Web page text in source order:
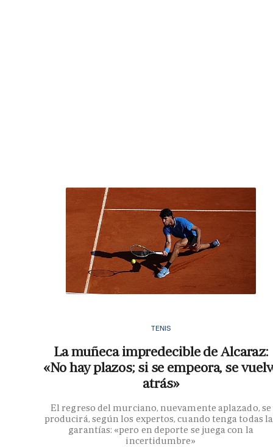
TENIS
La muñeca impredecible de Alcaraz:
«No hay plazos; si se empeora, se
atrás»
El regreso del murciano, nuevamente aplazado, se
producirá, según los expertos, cuando tenga todas
garantías: «pero en deporte se juega con la
incertidumbre»